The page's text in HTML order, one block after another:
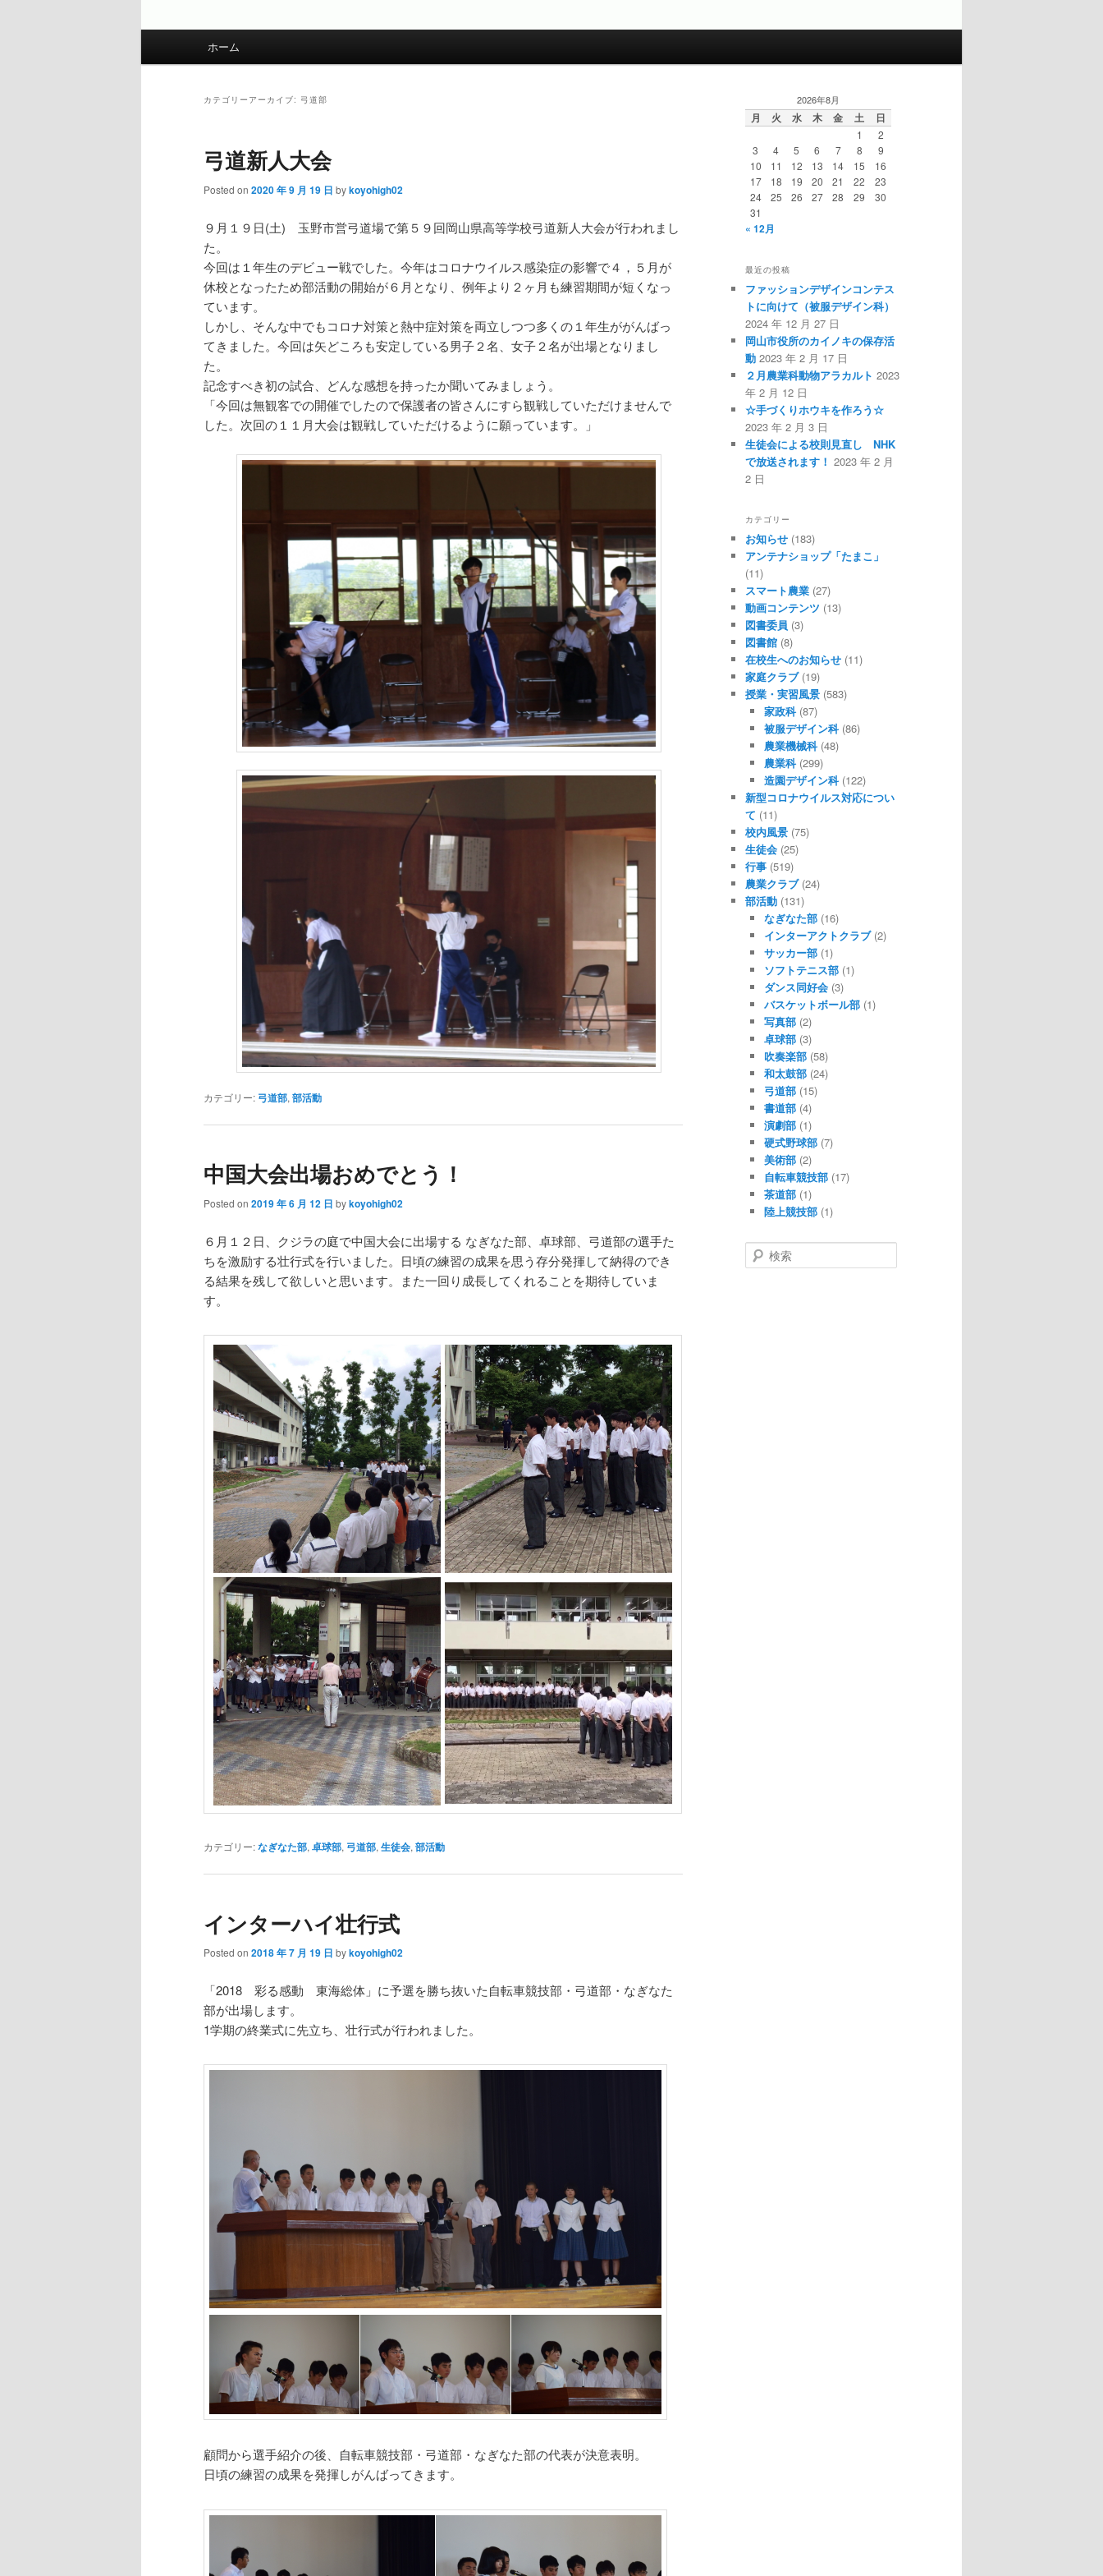
メインコンテンツへ移動
サブコンテンツへ移動
ホーム
カテゴリーアーカイブ: 弓道部
弓道新人大会
Posted on 2020 年 9 月 19 日 bykoyohigh02
９月１９日(土) 玉野市営弓道場で第５９回岡山県高等学校弓道新人大会が行われまし
た。
今回は１年生のデビュー戦でした。今年はコロナウイルス感染症の影響で４，５月が
休校となったため部活動の開始が６月となり、例年より２ヶ月も練習期間が短くなっ
ています。
しかし、そんな中でもコロナ対策と熱中症対策を両立しつつ多くの１年生ががんばっ
てきました。今回は矢どころも安定している男子２名、女子２名が出場となりまし
た。
記念すべき初の試合、どんな感想を持ったか聞いてみましょう。
「今回は無観客での開催でしたので保護者の皆さんにすら観戦していただけませんで
した。次回の１１月大会は観戦していただけるように願っています。」
カテゴリー: 弓道部, 部活動
中国大会出場おめでとう！
Posted on 2019 年 6 月 12 日 bykoyohigh02
６月１２日、クジラの庭で中国大会に出場する なぎなた部、卓球部、弓道部の選手た
ちを激励する壮行式を行いました。日頃の練習の成果を思う存分発揮して納得のでき
る結果を残して欲しいと思います。また一回り成長してくれることを期待していま
す。
カテゴリー:なぎなた部, 卓球部, 弓道部, 生徒会, 部活動
インターハイ壮行式
Posted on 2018 年 7 月 19 日 bykoyohigh02
「2018 彩る感動 東海総体」に予選を勝ち抜いた自転車競技部・弓道部・なぎなた
部が出場します。
1学期の終業式に先立ち、壮行式が行われました。
顧問から選手紹介の後、自転車競技部・弓道部・なぎなた部の代表が決意表明。
日頃の練習の成果を発揮しがんばってきます。
2026年8月
月 火 水 木 金 土 日
1
2
3
4 5 6 7 8
9
10
11 12 13 14 15
16
17
18 19 20 21 22
23
24
25 26 27 28 29
30
31
« 12月
最近の投稿
ファッションデザインコンテス
トに向けて（被服デザイン科）
2024 年 12 月 27 日
岡山市役所のカイノキの保存活
動 2023 年 2 月 17 日
２月農業科動物アラカルト 2023
年 2 月 12 日
☆手づくりホウキを作ろう☆
2023 年 2 月 3 日
生徒会による校則見直し NHK
で放送されます！ 2023 年 2 月
2 日
カテゴリー
お知らせ (183)
アンテナショップ「たまこ」
(11)
スマート農業 (27)
動画コンテンツ (13)
図書委員 (3)
図書館 (8)
在校生へのお知らせ (11)
家庭クラブ(19)
授業・実習風景 (583)
家政科(87)
被服デザイン科(86)
農業機械科(48)
農業科(299)
造園デザイン科(122)
新型コロナウイルス対応につい
て (11)
校内風景 (75)
生徒会 (25)
行事 (519)
農業クラブ(24)
部活動 (131)
なぎなた部(16)
インターアクトクラブ(2)
サッカー部(1)
ソフトテニス部(1)
ダンス同好会(3)
バスケットボール部(1)
写真部(2)
卓球部(3)
吹奏楽部(58)
和太鼓部(24)
弓道部(15)
書道部(4)
演劇部(1)
硬式野球部(7)
美術部(2)
自転車競技部(17)
茶道部(1)
陸上競技部(1)
検索